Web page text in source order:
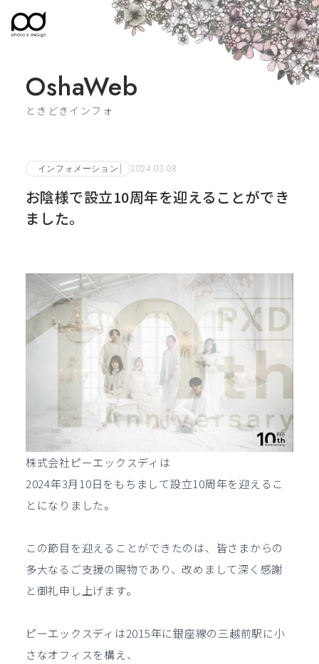
OshaWeb
ときどきインフォ
インフォメーション 2024.03.08
お陰様で設立10周年を迎えることができ
ました。
株式会社ピーエックスディは
2024年3月10日をもちまして設立10周年を迎えるこ
とになりました。
この節目を迎えることができたのは、皆さまからの
多大なるご支援の賜物であり、改めまして深く感謝
と御礼申し上げます。
ピーエックスディは2015年に銀座線の三越前駅に小
さなオフィスを構え、